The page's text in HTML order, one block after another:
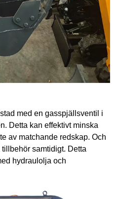
med en gasspjällsventil i
Detta kan effektivt minska
av matchande redskap. Och
samtidigt. Detta
hydraulolja och